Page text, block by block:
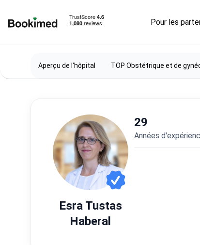
Pour les
Aperçu de l'hôpital TOP Obstétrique et de
Esra Tustas
Haberal
29
années